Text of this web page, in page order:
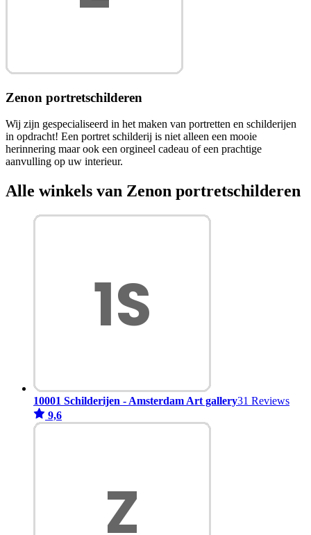
Zenon portretschilderen
Wij zijn gespecialiseerd in het maken van portretten en schilderijen
in opdracht! Een portret schilderij is niet alleen een mooie
herinnering maar ook een orgineel cadeau of een prachtige
aanvulling op uw interieur.
Alle winkels van Zenon portretschilderen
10001 Schilderijen - Amsterdam Art gallery31 Reviews
9,6